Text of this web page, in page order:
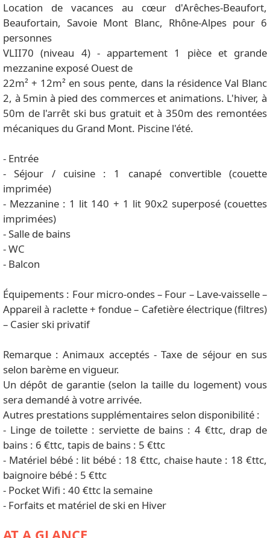
Location de vacances au cœur d'Arêches-Beaufort,
Beaufortain, Savoie Mont Blanc, Rhône-Alpes pour 6
personnes
VLII70 (niveau 4) - appartement 1 pièce et grande
mezzanine exposé Ouest de
22m² + 12m² en sous pente, dans la résidence Val Blanc
2, à 5min à pied des commerces et animations. L'hiver, à
50m de l'arrêt ski bus gratuit et à 350m des remontées
mécaniques du Grand Mont. Piscine l'été.
- Entrée
- Séjour / cuisine : 1 canapé convertible (couette
imprimée)
- Mezzanine : 1 lit 140 + 1 lit 90x2 superposé (couettes
imprimées)
- Salle de bains
- WC
- Balcon
Équipements : Four micro-ondes – Four – Lave-vaisselle –
Appareil à raclette + fondue – Cafetière électrique (filtres)
– Casier ski privatif
Remarque : Animaux acceptés - Taxe de séjour en sus
selon barème en vigueur.
Un dépôt de garantie (selon la taille du logement) vous
sera demandé à votre arrivée.
Autres prestations supplémentaires selon disponibilité :
- Linge de toilette : serviette de bains : 4 €ttc, drap de
bains : 6 €ttc, tapis de bains : 5 €ttc
- Matériel bébé : lit bébé : 18 €ttc, chaise haute : 18 €ttc,
baignoire bébé : 5 €ttc
- Pocket Wifi : 40 €ttc la semaine
- Forfaits et matériel de ski en Hiver